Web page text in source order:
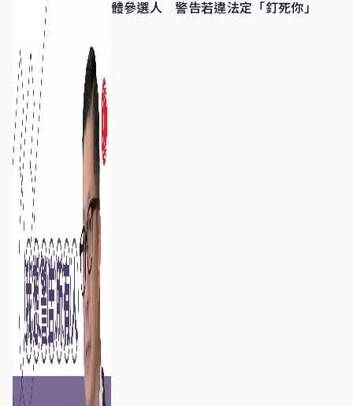
體參選人 警告若違法定「釘死你」